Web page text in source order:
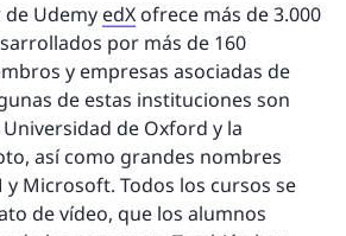
Udemy edXofrece más de 3.000
por más de 160
y empresas asociadas de
de estas instituciones son
de Oxford y la
así como grandes nombres
y Microsoft. Todos los cursos se
de vídeo, que los alumnos